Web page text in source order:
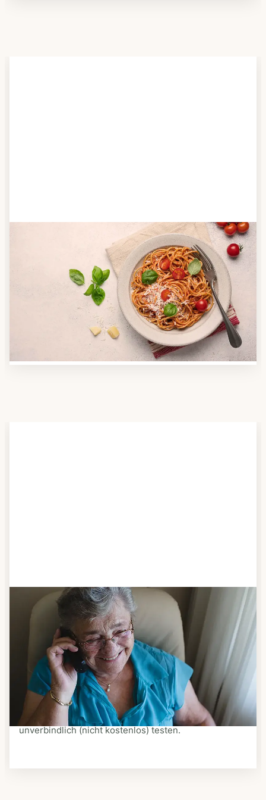
Anbieter finden
Nutzen Sie unsere große Mahlzeiten-Dienst-Suche,
um herauszufinden, welche Anbieter es in Ihrer
Region gibt und welcher am besten zu Ihnen passt.
Verschaffen Sie sich auch einen Überblick über die
Essen auf Rädern-Kosten.
Schritt 3
Bestellen & liefern lassen
Suchen Sie sich aus dem Speiseplan Ihres Anbieters
aus, was Ihnen schmeckt. Bestellen Sie telefonisch,
schriftlich oder im Online-Shop Ihres Anbieters.
Ein Kurier liefert Ihnen das bestellte Essen zum
vereinbarten Zeitpunkt nach Hause. Bei vielen
Anbietern können Sie Essen auf Rädern auch
unverbindlich (nicht kostenlos) testen.